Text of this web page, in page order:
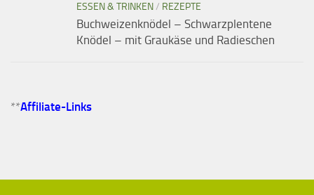
ESSEN & TRINKEN/ REZEPTE
Buchweizenknödel – Schwarzplentene
Knödel – mit Graukäse und Radieschen
**Affiliate-Links